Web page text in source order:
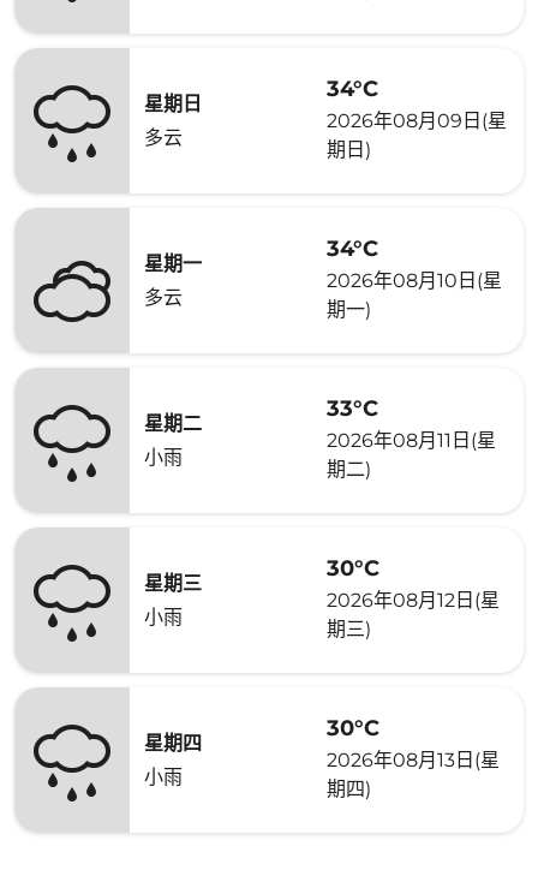
星期日
多云
34°C
2026年08月09日(星
期日)
星期一
多云
34°C
2026年08月10日(星
期一)
星期二
小雨
33°C
2026年08月11日(星
期二)
星期三
小雨
30°C
2026年08月12日(星
期三)
星期四
小雨
30°C
2026年08月13日(星
期四)